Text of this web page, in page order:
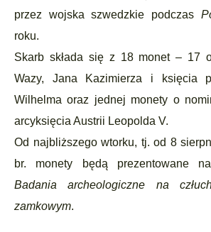
przez wojska szwedzkie podczas
roku.
Skarb składa się z 18 monet – 17
Wazy, Jana Kazimierza i księcia
Wilhelma oraz jednej monety o
arcyksięcia Austrii Leopolda V.
Od najbliższego wtorku, tj. od 8
br. monety będą prezentowane
Badania archeologiczne na
zamkowym.